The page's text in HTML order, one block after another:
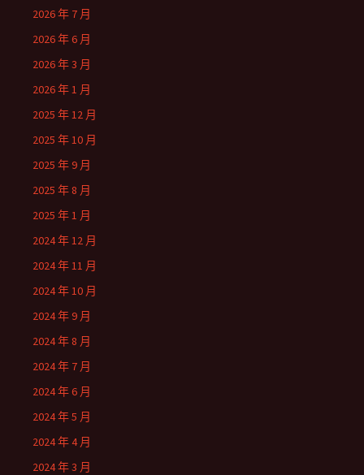
2026 年 7 月
2026 年 6 月
2026 年 3 月
2026 年 1 月
2025 年 12 月
2025 年 10 月
2025 年 9 月
2025 年 8 月
2025 年 1 月
2024 年 12 月
2024 年 11 月
2024 年 10 月
2024 年 9 月
2024 年 8 月
2024 年 7 月
2024 年 6 月
2024 年 5 月
2024 年 4 月
2024 年 3 月